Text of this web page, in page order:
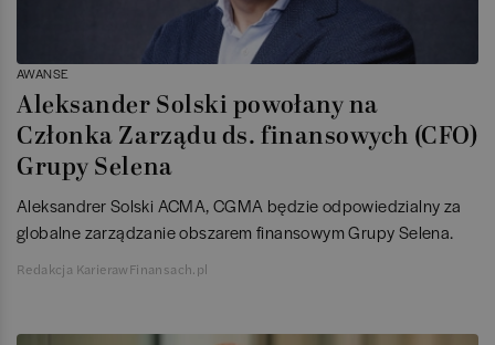
AWANSE
Aleksander Solski powołany na
Członka Zarządu ds. finansowych (CFO)
Grupy Selena
Aleksandrer Solski ACMA, CGMA będzie odpowiedzialny za
globalne zarządzanie obszarem finansowym Grupy Selena.
Redakcja KarierawFinansach.pl